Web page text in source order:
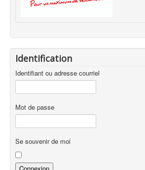
Identification
Identifiant ou adresse courriel
Mot de passe
Se souvenir de moi